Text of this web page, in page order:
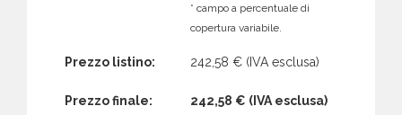
* campo a percentuale di
copertura variabile.
Prezzo listino: 242,58 € (IVA esclusa)
Prezzo finale: 242,58 € (IVA esclusa)